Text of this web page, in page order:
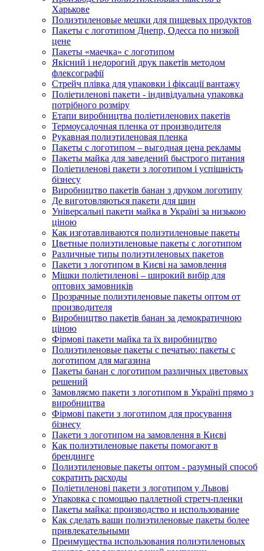
Харькове
Полиэтиленовые мешки для пищевых продуктов
Пакеты с логотипом Днепр, Одесса по низкой
цене
Пакеты «маечка» с логотипом
Якісний і недорогий друк пакетів методом
флексографії
Стрейч плівка для упаковки і фіксації вантажу
Поліетиленові пакети - індивідуальна упаковка
потрібного розміру
Етапи виробництва поліетиленових пакетів
Термоусадочная пленка от производителя
Рукавная полиэтиленовая пленка
Пакеты с логотипом – выгодная цена рекламы
Пакеты майка для заведений быстрого питания
Поліетиленові пакети з логотипом і успішність
бізнесу
Виробництво пакетів банан з друком логотипу
Де виготовляються пакети для шин
Універсальні пакети майка в Україні за низькою
ціною
Как изготавливаются полиэтиленовые пакеты
Цветные полиэтиленовые пакеты с логотипом
Различные типы полиэтиленовых пакетов
Пакети з логотипом в Києві на замовлення
Мішки поліетиленові – широкий вибір для
оптових замовників
Прозрачные полиэтиленовые пакеты оптом от
производителя
Виробництво пакетів банан за демократичною
ціною
Фірмові пакети майка та їх виробництво
Полиэтиленовые пакеты с печатью: пакеты с
логотипом для магазина
Пакеты банан с логотипом различных цветовых
решений
Замовляємо пакети з логотипом в Україні прямо з
виробництва
Фірмові пакети з логотипом для просування
бізнесу
Пакети з логотипом на замовлення в Києві
Как полиэтиленовые пакеты помогают в
брендинге
Полиэтиленовые пакеты оптом - разумный способ
сократить расходы
Поліетиленові пакети з логотипом у Львові
Упаковка с помощью паллетной стретч-пленки
Пакеты майка: производство и использование
Как сделать ваши полиэтиленовые пакеты более
привлекательными
Преимущества использования полиэтиленовых